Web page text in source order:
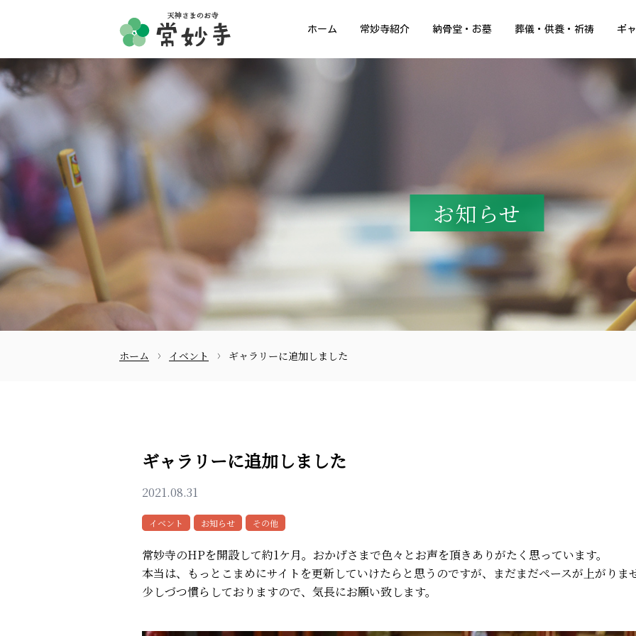
ホーム 常妙寺紹介 納骨堂・お墓 葬儀・供養・祈祷 ギ
常妙寺紹介
納骨堂・お墓
葬儀・供養・祈祷
ギャラリー
お問合せ
097-521-2585
お知らせ
ホーム イベント ギャラリーに追加しました
ギャラリーに追加しました
2021.08.31
イベント お知らせ その他
常妙寺のHPを開設して約1ケ月。おかげさまで色々とお声を頂きありがたく思っています。
本当は、もっとこまめにサイトを更新していけたらと思うのですが、まだまだペースが上がりま
少しづつ慣らしておりますので、気長にお願い致します。